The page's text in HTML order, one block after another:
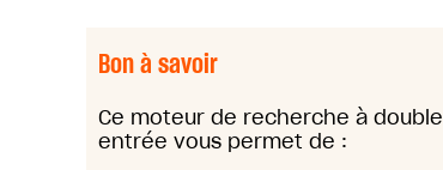
Bon à savoir
Ce moteur de recherche à double
entrée vous permet de :